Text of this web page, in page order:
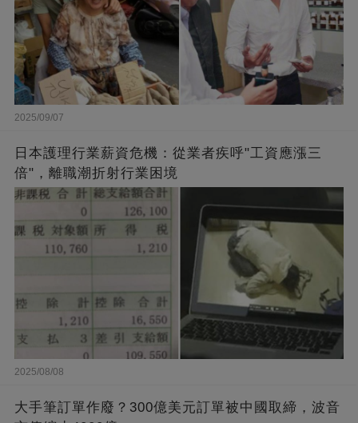
2025/09/07
日本護理行業薪資危機：從業者疾呼"工資應漲三
倍"，離職潮折射行業困境
2025/08/08
大手筆訂單作廢？300億美元訂單被中國取締，波音